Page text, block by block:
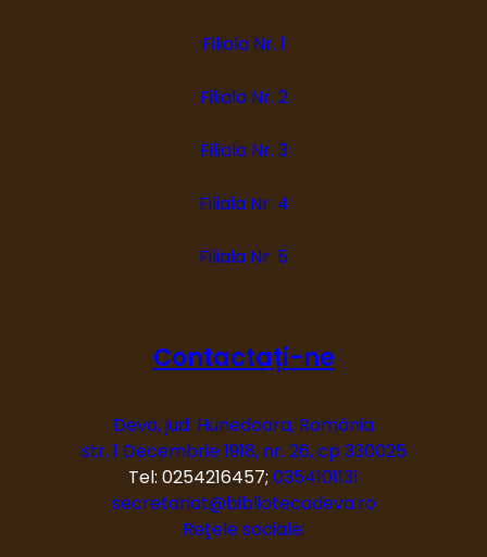
Filiala Nr. 1
Filiala Nr. 2
Filiala Nr. 3
Filiala Nr. 4
Filiala Nr. 5
Contactați-ne
Deva, jud. Hunedoara, România
str. 1 Decembrie 1918, nr. 26, cp 330025
Tel: 0254216457; 0354101131
secretariat@bibliotecadeva.ro
Rețele sociale: